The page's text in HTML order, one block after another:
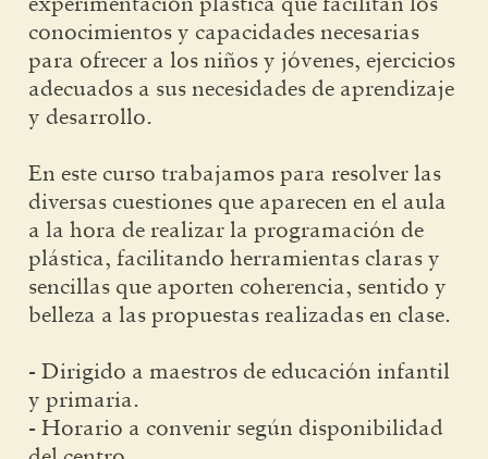
conocimientos y capacidades necesarias
para ofrecer a los niños y jóvenes, ejercicios
adecuados a sus necesidades de aprendizaje
y desarrollo.
En este curso trabajamos para resolver las
diversas cuestiones que aparecen en el aula
a la hora de realizar la programación de
plástica, facilitando herramientas claras y
sencillas que aporten coherencia, sentido y
belleza a las propuestas realizadas en clase.
- Dirigido a maestros de educación infantil
y primaria.
- Horario a convenir según disponibilidad